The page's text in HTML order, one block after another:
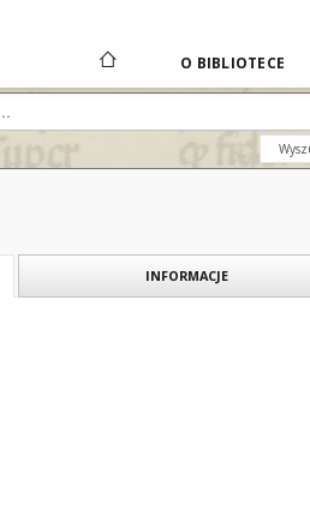
O BIBLIOTECE
INFORMACJE